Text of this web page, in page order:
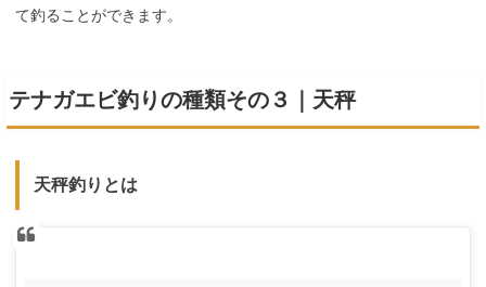
て釣ることができます。
テナガエビ釣りの種類その３｜天秤
天秤釣りとは